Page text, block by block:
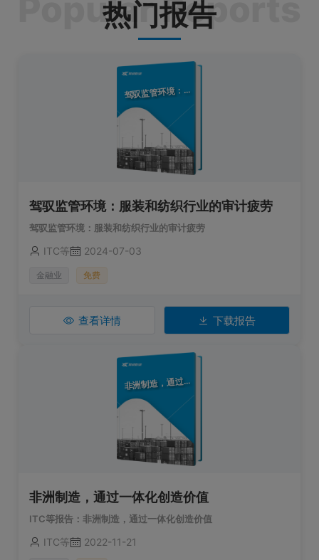
热门报告
驾 驭监管环境：服装和纺织行业的审计疲劳
驾驭监管环境：服装和纺织行业的审计疲劳
驾驭监管环境：服装和纺织行业的审计疲劳
ITC等 2024-07-03
金融业 免费
查看详情 下载报告
非洲制造，通过一体化创造价值
非洲制造，通过一体化创造价值
ITC等报告：非洲制造，通过一体化创造价值
ITC等 2022-11-21